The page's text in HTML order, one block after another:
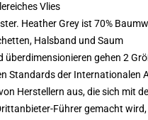
Vlies
Heather Grey ist 70%
Halsband und Saum
gehen 2
Standards der Internationalen
Herstellern aus, die sich
Führer gemacht